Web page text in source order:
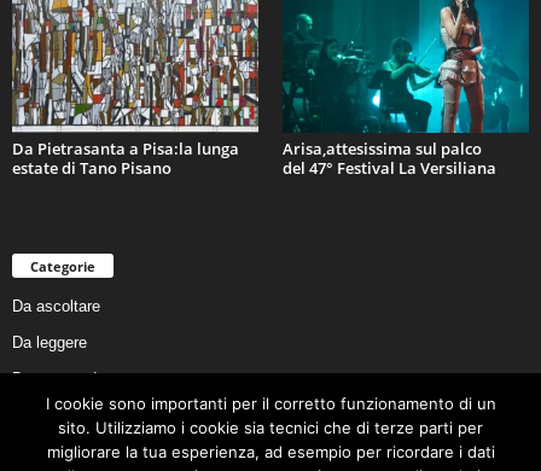
Da Pietrasanta a Pisa:la lunga
estate di Tano Pisano
Arisa,attesissima sul palco
del 47° Festival La Versiliana
Categorie
Da ascoltare
Da leggere
Da non perdere
Da conoscere
Da preservare
I cookie sono importanti per il corretto funzionamento di un
sito. Utilizziamo i cookie sia tecnici che di terze parti per
migliorare la tua esperienza, ad esempio per ricordare i dati